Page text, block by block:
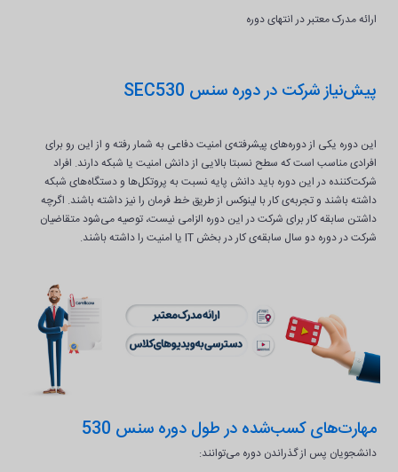
ارائه مدرک معتبر در انتهای دوره
پیش‌نیاز شرکت در دوره سنس SEC530
این دوره یکی از دوره‌های پیشرفته‌ی امنیت دفاعی به شمار رفته و از این رو برای
افرادی مناسب است که سطح نسبتا بالایی از دانش امنیت یا شبکه دارند. افراد
شرکت‌کننده در این دوره باید دانش پایه نسبت به پروتکل‌ها و دستگاه‌های شبکه
داشته باشند و تجربه‌ی کار با لینوکس از طریق خط فرمان را نیز داشته باشند. اگرچه
داشتن سابقه کار برای شرکت در این دوره الزامی نیست، توصیه می‌شود متقاضیان
شرکت در دوره دو سال سابقه‌ی کار در بخش IT یا امنیت را داشته باشند.
مهارت‌های کسب‌شده در طول دوره سنس 530
دانشجویان پس از گذراندن دوره می‌توانند: